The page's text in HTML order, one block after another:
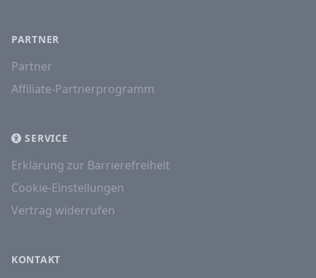
PARTNER
Partner
Affiliate-Partnerprogramm
SERVICE
Erklärung zur Barrierefreiheit
Cookie-Einstellungen
Vertrag widerrufen
KONTAKT